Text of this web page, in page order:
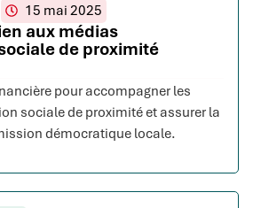
15 mai 2025
aux médias
de proximité
pour accompagner les
sociale de proximité et assurer la
démocratique locale.